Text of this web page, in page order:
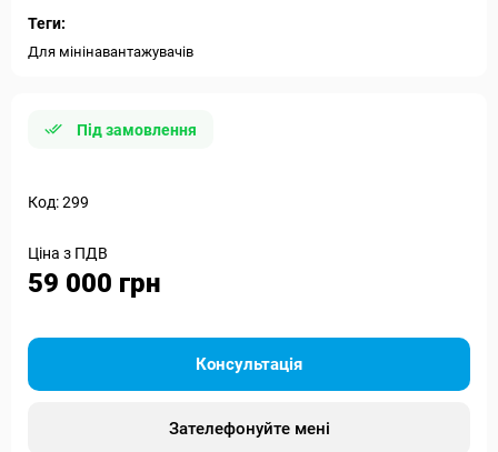
Теги:
Для мінінавантажувачів
Під замовлення
Код: 299
Ціна з ПДВ
59 000 грн
Консультація
Зателефонуйте мені